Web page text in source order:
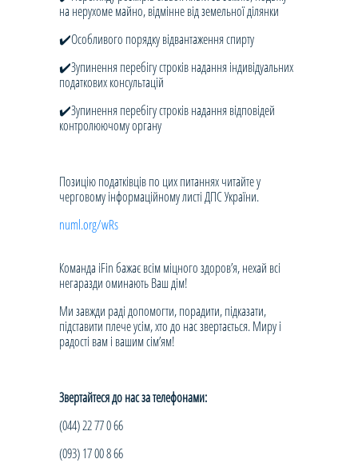
на нерухоме майно, відмінне від земельної ділянки
✔️Особливого порядку відвантаження спирту
✔️Зупинення перебігу строків надання індивідуальних
податкових консультацій
✔️Зупинення перебігу строків надання відповідей
контролюючому органу
Позицію податківців по цих питаннях читайте у
черговому інформаційному листі ДПС України.
numl.org/wRs
Команда iFin бажає всім міцного здоров’я, нехай всі
негаразди оминають Ваш дім!
Ми завжди раді допомогти, порадити, підказати,
підставити плече усім, хто до нас звертається. Миру і
радості вам і вашим сім’ям!
Звертайтеся до нас за телефонами:
(044) 22 77 0 66
(093) 17 00 8 66